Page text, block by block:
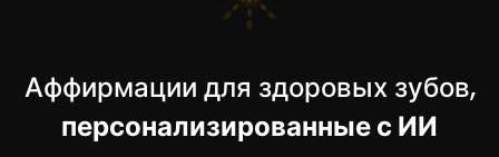
Аффирмации для здоровых зубов,
персонализированные с ИИ